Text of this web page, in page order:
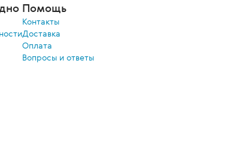
Помощь
Контакты
Доставка
Оплата
Вопросы и ответы